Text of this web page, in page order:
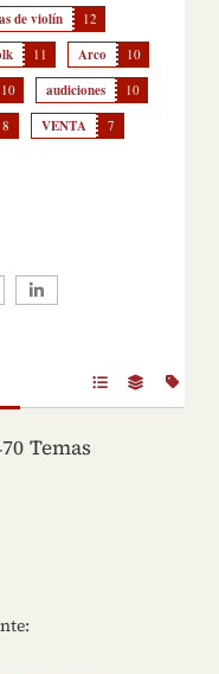
de violín 12
11 Arco 10
10 audiciones 10
8 VENTA 7
Temas